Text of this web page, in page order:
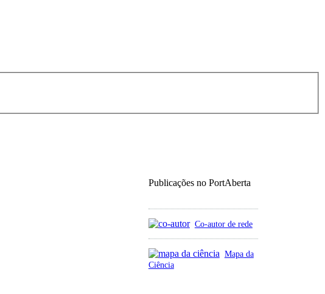
Publicações no PortAberta
Co-autor de rede
Mapa da
Ciência